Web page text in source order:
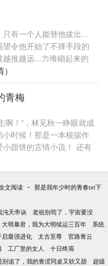
有一个人能替他拔出...
令他开始了不择手段的
推越远...力堆砌起来的
遍体鳞伤的爱上你，你却
概括：这是一头玛丽苏
～咩～～）
青梅
啊！”，林见秋一睁眼就成
时候！那是一本根据作
甜饼的言情小说！ 还有
001告诉自己，必须尽快
梅，陪伴男主成长，不
心mmp，女主是大学时
本不是一个市的！我怎
青梅？！ 天下第一统001:
林见秋:我去！我去！我
句话就是甜！ 1V1，甜宠
男女主互宠！ 我们的目标
文阅读 - 那是我年少时的青春txt下
沌天帝诀
老祖别苟了，宇宙要没
大明暴君，我为大明续运三百年
系统
最强进化 太古至尊
官路青云
工厂里的女人 十日终焉
别追了，我的青涩同桌又软又甜
超级